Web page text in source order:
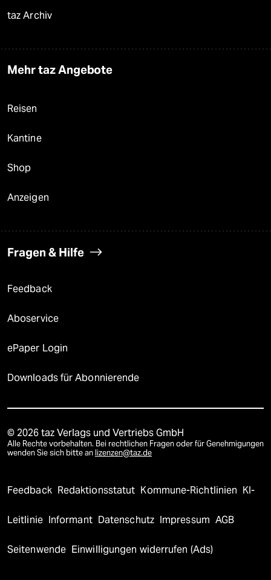
taz Archiv
Mehr taz Angebote
Reisen
Kantine
Shop
Anzeigen
Fragen & Hilfe
Feedback
Aboservice
ePaper Login
Downloads für Abonnierende
© 2026 taz Verlags und Vertriebs GmbH
Alle Rechte vorbehalten. Bei rechtlichen Fragen oder für Genehmigungen
wenden Sie sich bitte an lizenzen@taz.de
Feedback Redaktionsstatut Kommune-Richtlinien KI-
Leitlinie Informant Datenschutz Impressum AGB
Seitenwende Einwilligungen widerrufen (Ads)